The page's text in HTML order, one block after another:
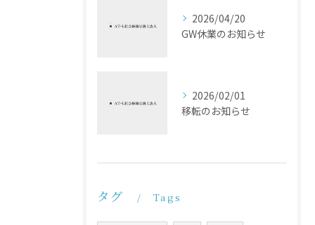
2026/04/20
GW休業のお知らせ
2026/02/01
移転のお知らせ
タグ Tags